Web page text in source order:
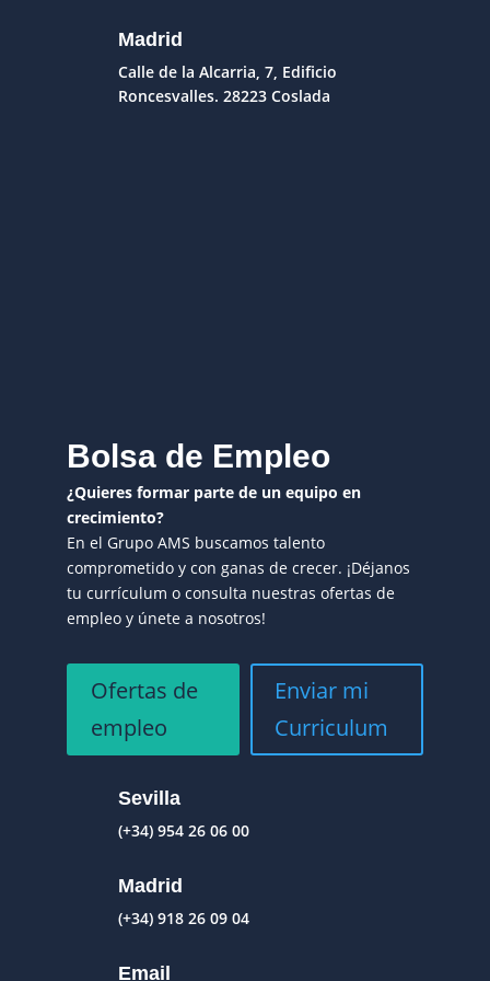
Madrid
Calle de la Alcarria, 7, Edificio
Roncesvalles. 28223 Coslada
Bolsa de Empleo
¿Quieres formar parte de un equipo en
crecimiento?
En el Grupo AMS buscamos talento
comprometido y con ganas de crecer. ¡Déjanos
tu currículum o consulta nuestras ofertas de
empleo y únete a nosotros!
Ofertas de
empleo
Enviar mi
Curriculum
Sevilla
(+34) 954 26 06 00
Madrid
(+34) 918 26 09 04
Email